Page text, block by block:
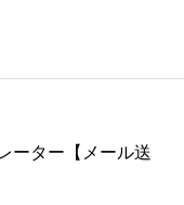
ーター【メール送